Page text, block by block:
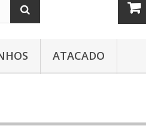
ATACADO